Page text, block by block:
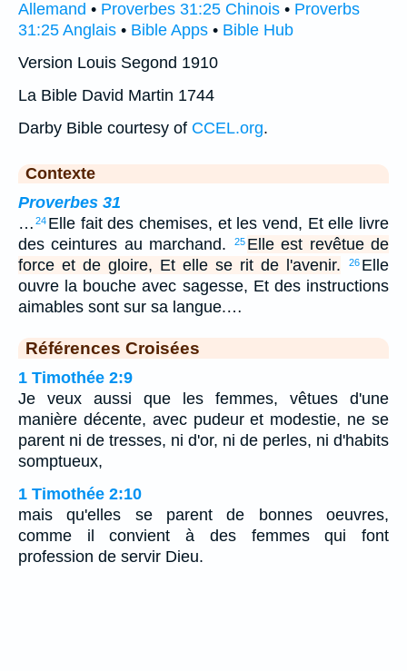
Allemand • Proverbes 31:25 Chinois • Proverbs
31:25 Anglais • Bible Apps • Bible Hub
Version Louis Segond 1910
La Bible David Martin 1744
Darby Bible courtesy of CCEL.org.
Contexte
Proverbes 31
… 24 Elle fait des chemises, et les vend, Et elle livre
des ceintures au marchand.
25 Elle est revêtue de
force et de gloire, Et elle se rit de l'avenir.
26 Elle
ouvre la bouche avec sagesse, Et des instructions
aimables sont sur sa langue.…
Références Croisées
1 Timothée 2:9
Je veux aussi que les femmes, vêtues d'une
manière décente, avec pudeur et modestie, ne se
parent ni de tresses, ni d'or, ni de perles, ni d'habits
somptueux,
1 Timothée 2:10
mais qu'elles se parent de bonnes oeuvres,
comme il convient à des femmes qui font
profession de servir Dieu.